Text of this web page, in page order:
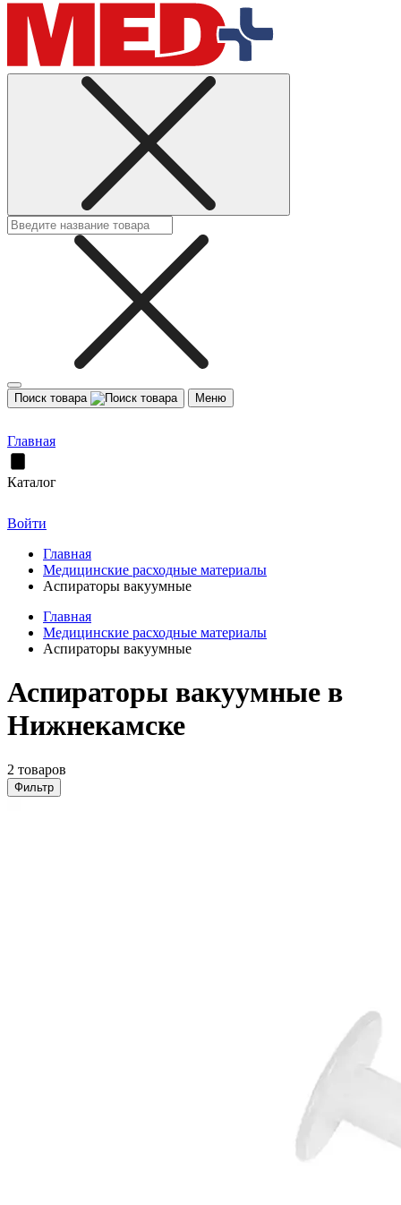
Поиск товара Меню
Главная
Каталог
Войти
Главная
Медицинские расходные материалы
Аспираторы вакуумные
Главная
Медицинские расходные материалы
Аспираторы вакуумные
Аспираторы вакуумные в
Нижнекамске
2 товаров
Фильтр